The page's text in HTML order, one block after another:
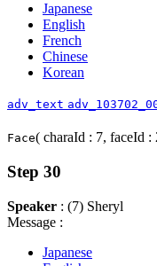
Japanese
English
French
Chinese
Korean
adv_text
Face( charaId : 7, faceId :
Step 30
Speaker : (7) Sheryl
Message :
Japanese